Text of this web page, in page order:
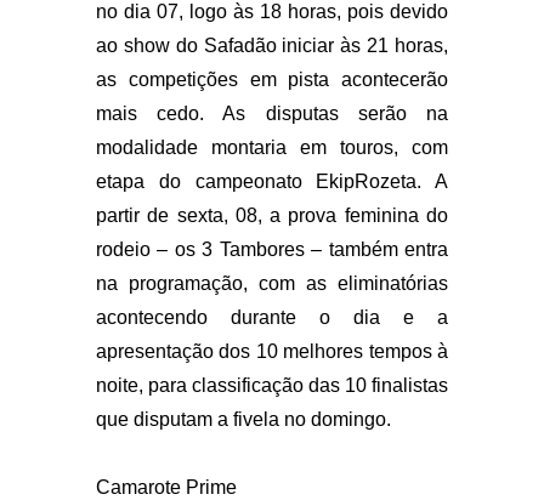
no dia 07, logo às 18 horas, pois devido
ao show do Safadão iniciar às 21 horas,
as competições em pista acontecerão
mais cedo. As disputas serão na
modalidade montaria em touros, com
etapa do campeonato EkipRozeta. A
partir de sexta, 08, a prova feminina do
rodeio – os 3 Tambores – também entra
na programação, com as eliminatórias
acontecendo durante o dia e a
apresentação dos 10 melhores tempos à
noite, para classificação das 10 finalistas
que disputam a fivela no domingo.
Camarote Prime